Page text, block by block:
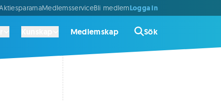
MedlemsserviceBli medlemLogga in
Medlemskap Sök